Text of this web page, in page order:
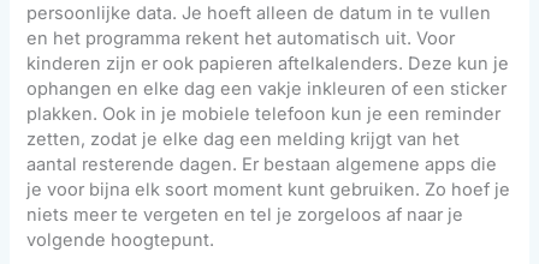
persoonlijke data. Je hoeft alleen de datum in te vullen
en het programma rekent het automatisch uit. Voor
kinderen zijn er ook papieren aftelkalenders. Deze kun je
ophangen en elke dag een vakje inkleuren of een sticker
plakken. Ook in je mobiele telefoon kun je een reminder
zetten, zodat je elke dag een melding krijgt van het
aantal resterende dagen. Er bestaan algemene apps die
je voor bijna elk soort moment kunt gebruiken. Zo hoef je
niets meer te vergeten en tel je zorgeloos af naar je
volgende hoogtepunt.